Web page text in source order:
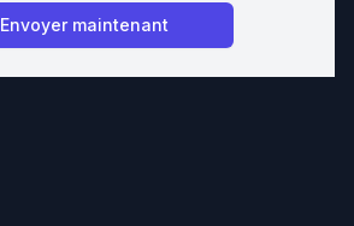
Envoyer maintenant